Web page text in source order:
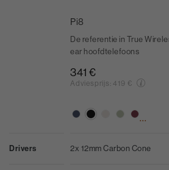
Drivers
Pi8
De referentie in True
ear hoofdtelefoons
341 €
Adviesprijs:419 €
...
2x 12mm Carbon Cone